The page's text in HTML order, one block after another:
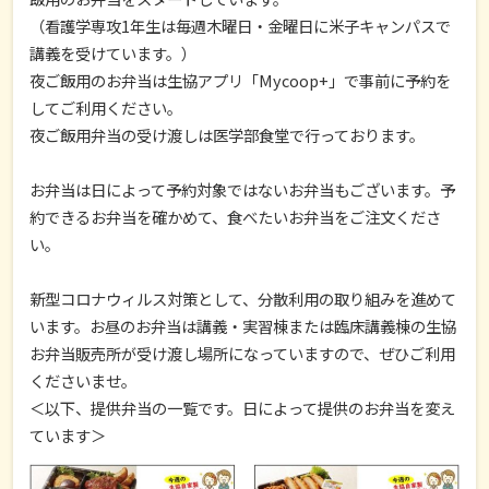
（看護学専攻1年生は毎週木曜日・金曜日に米子キャンパスで
講義を受けています。）
夜ご飯用のお弁当は生協アプリ「Mycoop+」で事前に予約を
してご利用ください。
夜ご飯用弁当の受け渡しは医学部食堂で行っております。
お弁当は日によって予約対象ではないお弁当もございます。予
約できるお弁当を確かめて、食べたいお弁当をご注文くださ
い。
新型コロナウィルス対策として、分散利用の取り組みを進めて
います。お昼のお弁当は講義・実習棟または臨床講義棟の生協
お弁当販売所が受け渡し場所になっていますので、ぜひご利用
くださいませ。
＜以下、提供弁当の一覧です。日によって提供のお弁当を変え
ています＞